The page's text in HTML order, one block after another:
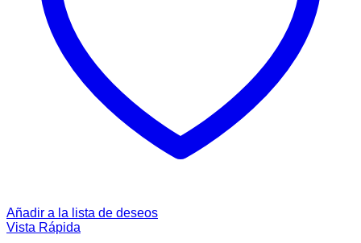
Añadir a la lista de deseos
Vista Rápida